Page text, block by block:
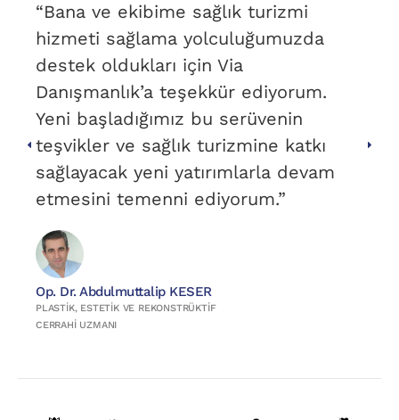
“Bana ve ekibime sağlık turizmi
hizmeti sağlama yolculuğumuzda
destek oldukları için Via
Danışmanlık’a teşekkür ediyorum.
Yeni başladığımız bu serüvenin
teşvikler ve sağlık turizmine katkı
sağlayacak yeni yatırımlarla devam
etmesini temenni ediyorum.”
Op. Dr. Abdulmuttalip KESER
PLASTIK, ESTETIK VE REKONSTRÜKTIF
CERRAHI UZMANI